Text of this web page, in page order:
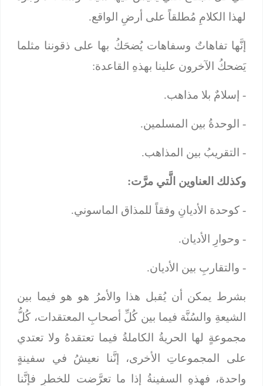
لهذا الكلامِ مُطلقاً على أرضِ الواقع.
إنَّها تفاهاتٌ وسفاهات يُضحَكُ بها على ذقوننا مثلما
يَضحكُ الآخرون علينا بهذهِ القاعدة:
- إسلامٌ بلا مذاهب.
- الوحدةُ بين المسلمين.
- التقريبُ بين المذاهب.
وكذلك العناوين الَّتي مرَّت:
- كوحدة الأديانِ وفقاً للمذاق الماسوني.
- وحوارِ الأديان.
- والتقاربِ بين الأديان.
بشرط يمكن أن يُقبل هذا والأمرُ هو هو فيما بين
الشيعةِ والسُنَّة فيما بين كُلِّ أصحابِ المعتقدات، كُلُّ
مجموعةٍ لها الحريةُ الكاملةُ فيما تعتقدهُ ولا تعتدي
على المجموعاتِ الأخرى، إنَّنا نعيشُ في سفينةٍ
واحدة، فهذهِ السفينةُ إذا ما تعرَّضت للخطرِ فإنَّنا